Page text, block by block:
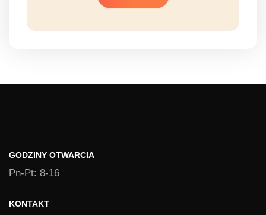
GODZINY OTWARCIA
Pn-Pt: 8-16
KONTAKT